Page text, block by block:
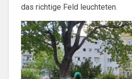
das richtige Feld leuchteten.